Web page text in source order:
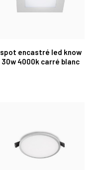
spot encastré led know
30w 4000k carré blanc